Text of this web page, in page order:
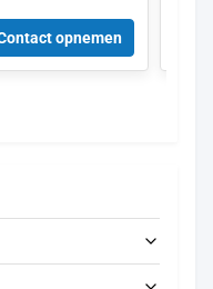
en
Zwaar
opnemen